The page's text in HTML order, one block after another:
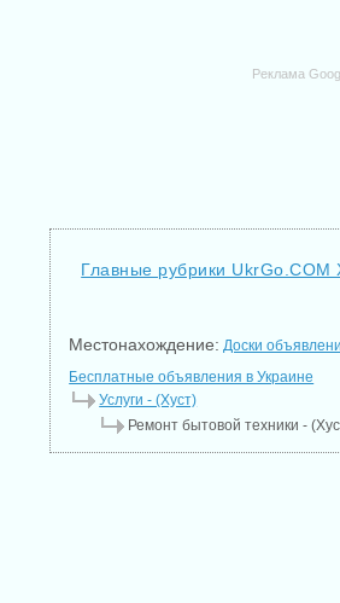
Реклама
Главные рубрики UkrGo.COM
Местонахождение: Доски
Бесплатные объявления в Украине
Услуги - (Хуст)
Ремонт бытовой техники -